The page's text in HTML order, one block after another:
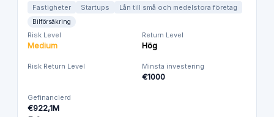
Fastigheter Startups Lån till små och medelstora företag
Bilförsäkring
Risk Level
Medium
Return Level
Hög
Risk Return Level Minsta investering
€1000
Gefinancierd
€922,1M